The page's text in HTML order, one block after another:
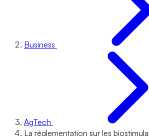
Business
AgTech
La réglementation sur les